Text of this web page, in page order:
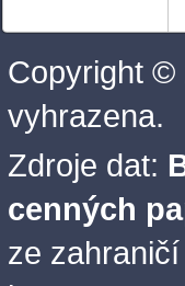
Copyright ©
vyhrazena.
Zdroje dat:
cenných
ze